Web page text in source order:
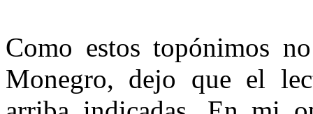
Como estos topónimos
Monegro, dejo que el